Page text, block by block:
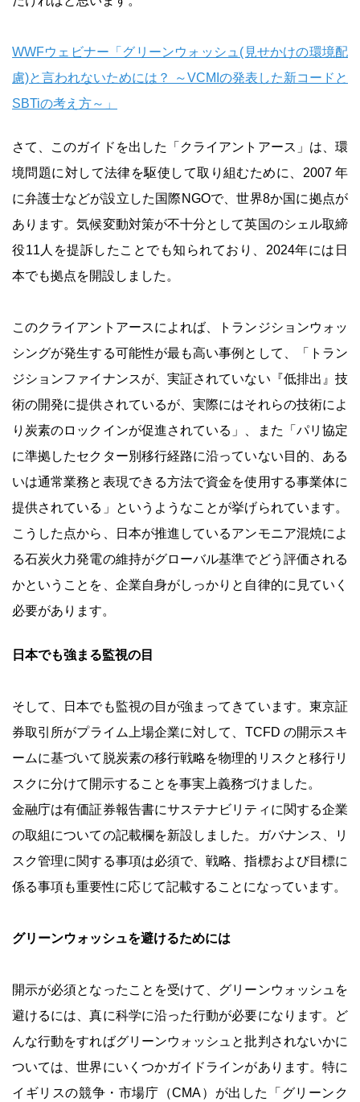
WWFウェビナー「グリーンウォッシュ(見せかけの環境配
慮)と言われないためには？ ～VCMIの発表した新コードと
SBTiの考え方～」
さて、このガイドを出した「クライアントアース」は、環
境問題に対して法律を駆使して取り組むために、2007 年
に弁護士などが設立した国際NGOで、世界8か国に拠点が
あります。気候変動対策が不十分として英国のシェル取締
役11人を提訴したことでも知られており、2024年には日
本でも拠点を開設しました。
このクライアントアースによれば、トランジションウォッ
シングが発生する可能性が最も高い事例として、「トラン
ジションファイナンスが、実証されていない『低排出』技
術の開発に提供されているが、実際にはそれらの技術によ
り炭素のロックインが促進されている」、また「パリ協定
に準拠したセクター別移行経路に沿っていない目的、ある
いは通常業務と表現できる方法で資金を使用する事業体に
提供されている」というようなことが挙げられています。
こうした点から、日本が推進しているアンモニア混焼によ
る石炭火力発電の維持がグローバル基準でどう評価される
かということを、企業自身がしっかりと自律的に見ていく
必要があります。
日本でも強まる監視の目
そして、日本でも監視の目が強まってきています。東京証
券取引所がプライム上場企業に対して、TCFD の開示スキ
ームに基づいて脱炭素の移行戦略を物理的リスクと移行リ
スクに分けて開示することを事実上義務づけました。
金融庁は有価証券報告書にサステナビリティに関する企業
の取組についての記載欄を新設しました。ガバナンス、リ
スク管理に関する事項は必須で、戦略、指標および目標に
係る事項も重要性に応じて記載することになっています。
グリーンウォッシュを避けるためには
開示が必須となったことを受けて、グリーンウォッシュを
避けるには、真に科学に沿った行動が必要になります。ど
んな行動をすればグリーンウォッシュと批判されないかに
ついては、世界にいくつかガイドラインがあります。特に
イギリスの競争・市場庁（CMA）が出した「グリーンク